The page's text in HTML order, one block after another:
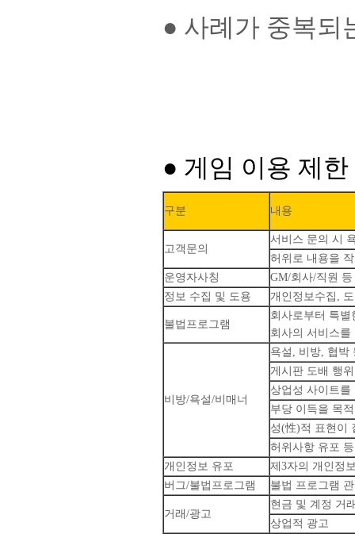
● 사례가 중복되
● 게임 이용 제한
구분 내용
고객문의
서비스 문의 시
허위로 내용을
운영자사칭
GM/회사/직원
정보 수집 및 도용
개인정보수집,
불법프로그램
회사로부터 특
회사의 서비스
비방/욕설/비매너
욕설, 비방, 협박
게시판 도배 행위
상업성 사이트
부당 이득을 목
성(性)적 표현이
허위사항 유포
개인정보 유포
제3자의 개인정
버그/불법프로그램
불법 프로그램
거래/광고
현금 및 계정 거
상업적 광고